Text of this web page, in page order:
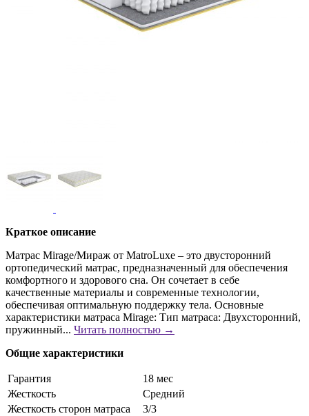
Краткое описание
Матрас Mirage/Мираж от MatroLuxe – это двусторонний
ортопедический матрас, предназначенный для обеспечения
комфортного и здорового сна. Он сочетает в себе
качественные материалы и современные технологии,
обеспечивая оптимальную поддержку тела. Основные
характеристики матраса Mirage: Тип матраса: Двухсторонний,
пружинный... Читать полностью →
Общие характеристики
Гарантия
18 мес
Жесткость
Средний
Жесткость сторон матраса
3/3